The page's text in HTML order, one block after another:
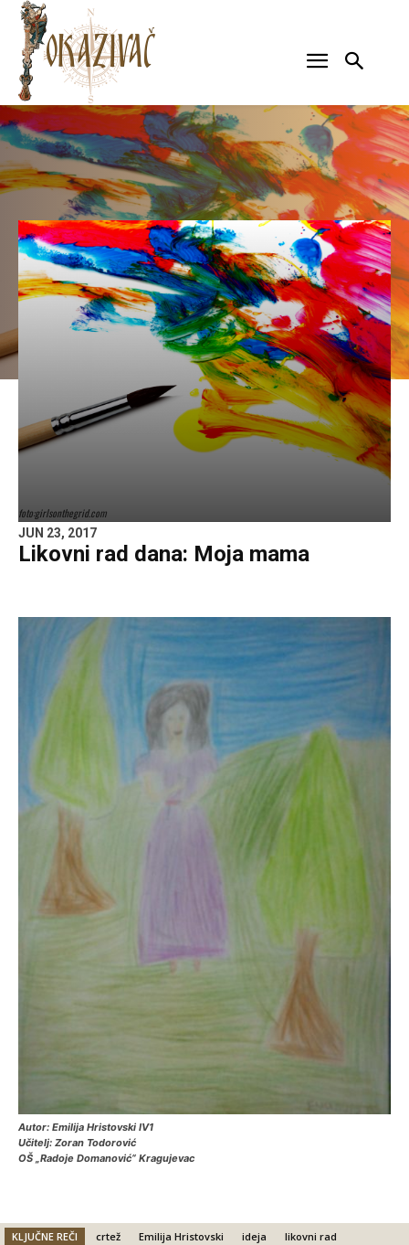
foto:girlsonthegrid.com
JUN 23, 2017
Likovni rad dana: Moja mama
Autor: Emilija Hristovski IV1
Učitelj: Zoran Todorović
OŠ „Radoje Domanović“ Kragujevac
KLJUČNE REČI crtež Emilija Hristovski ideja
likovni rad